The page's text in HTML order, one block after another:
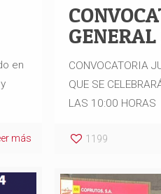
en
más
CONVOCATORIA
QUE SE
LAS 10:00 HORAS
1199